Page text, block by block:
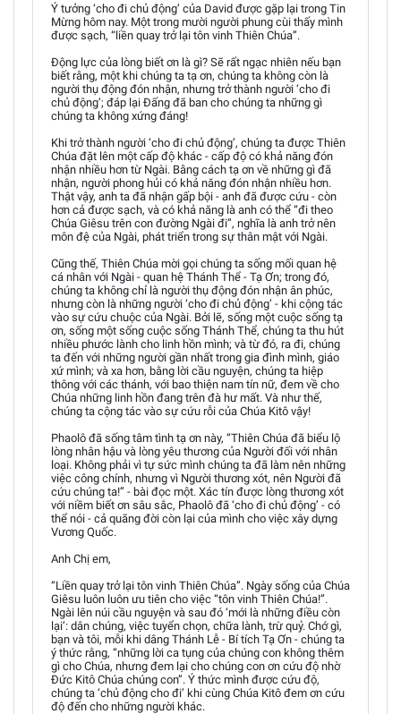
Ý tưởng ‘cho đi chủ động’ của David được gặp lại trong Tin
Mừng hôm nay. Một trong mười người phung cùi thấy mình
được sạch, “liền quay trở lại tôn vinh Thiên Chúa”.
Động lực của lòng biết ơn là gì? Sẽ rất ngạc nhiên nếu bạn
biết rằng, một khi chúng ta tạ ơn, chúng ta không còn là
người thụ động đón nhận, nhưng trở thành người ‘cho đi
chủ động’; đáp lại Đấng đã ban cho chúng ta những gì
chúng ta không xứng đáng!
Khi trở thành người ‘cho đi chủ động’, chúng ta được Thiên
Chúa đặt lên một cấp độ khác - cấp độ có khả năng đón
nhận nhiều hơn từ Ngài. Bằng cách tạ ơn về những gì đã
nhận, người phong hủi có khả năng đón nhận nhiều hơn.
Thật vậy, anh ta đã nhận gấp bội - anh đã được cứu - còn
hơn cả được sạch, và có khả năng là anh có thể “đi theo
Chúa Giêsu trên con đường Ngài đi”, nghĩa là anh trở nên
môn đệ của Ngài, phát triển trong sự thân mật với Ngài.
Cũng thế, Thiên Chúa mời gọi chúng ta sống mối quan hệ
cá nhân với Ngài - quan hệ Thánh Thể - Tạ Ơn; trong đó,
chúng ta không chỉ là người thụ động đón nhận ân phúc,
nhưng còn là những người ‘cho đi chủ động’ - khi cộng tác
vào sự cứu chuộc của Ngài. Bởi lẽ, sống một cuộc sống tạ
ơn, sống một sống cuộc sống Thánh Thể, chúng ta thu hút
nhiều phước lành cho linh hồn mình; và từ đó, ra đi, chúng
ta đến với những người gần nhất trong gia đình mình, giáo
xứ mình; và xa hơn, bằng lời cầu nguyện, chúng ta hiệp
thông với các thánh, với bao thiện nam tín nữ, đem về cho
Chúa những linh hồn đang trên đà hư mất. Và như thế,
chúng ta cộng tác vào sự cứu rỗi của Chúa Kitô vậy!
Phaolô đã sống tâm tình tạ ơn này, “Thiên Chúa đã biểu lộ
lòng nhân hậu và lòng yêu thương của Người đối với nhân
loại. Không phải vì tự sức mình chúng ta đã làm nên những
việc công chính, nhưng vì Người thương xót, nên Người đã
cứu chúng ta!” - bài đọc một. Xác tín được lòng thương xót
với niềm biết ơn sâu sắc, Phaolô đã ‘cho đi chủ động’ - có
thể nói - cả quãng đời còn lại của mình cho việc xây dựng
Vương Quốc.
Anh Chị em,
“Liền quay trở lại tôn vinh Thiên Chúa”. Ngày sống của Chúa
Giêsu luôn luôn ưu tiên cho việc “tôn vinh Thiên Chúa!”.
Ngài lên núi cầu nguyện và sau đó ‘mới là những điều còn
lại’: dân chúng, việc tuyển chọn, chữa lành, trừ quỷ. Chớ gì,
bạn và tôi, mỗi khi dâng Thánh Lễ - Bí tích Tạ Ơn - chúng ta
ý thức rằng, “những lời ca tụng của chúng con không thêm
gì cho Chúa, nhưng đem lại cho chúng con ơn cứu độ nhờ
Đức Kitô Chúa chúng con”. Ý thức mình được cứu độ,
chúng ta ‘chủ động cho đi’ khi cùng Chúa Kitô đem ơn cứu
độ đến cho những người khác.